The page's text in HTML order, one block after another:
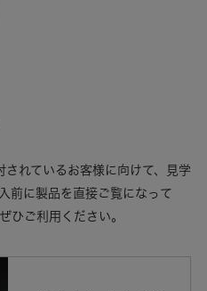
されているお客様に向けて、見学
前に製品を直接ご覧になって
ひご利用ください。